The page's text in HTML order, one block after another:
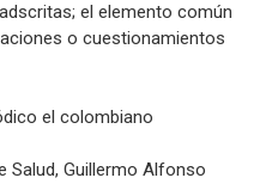
el elemento común
o cuestionamientos
el colombiano
Salud, Guillermo Alfonso